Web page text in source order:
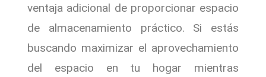
ventaja adicional de proporcionar espacio
de almacenamiento práctico. Si estás
buscando maximizar el aprovechamiento
del espacio en tu hogar mientras